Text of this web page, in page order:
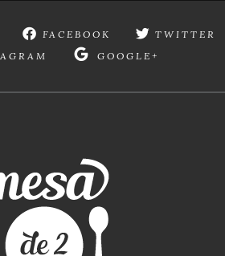
FACEBOOK
TWITTER
GOOGLE+